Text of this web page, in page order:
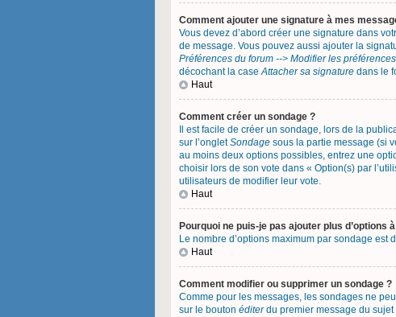
Comment ajouter une signature à mes
Vous devez d’abord créer une signature dans
de message. Vous pouvez aussi ajouter la
Préférences du forum --> Modifier les
décochant la caseAttacher sa signature dans le
Haut
Comment créer un sondage ?
Il est facile de créer un sondage, lors de la
sur l’ongletSondage sous la partie message (si
au moins deux options possibles, entrez une
choisir lors de son vote dans « Option(s) par
utilisateurs de modifier leur vote.
Haut
Pourquoi ne puis-je pas ajouter plus d’options
Le nombre d’options maximum par sondage est
Haut
Comment modifier ou supprimer un sondage ?
Comme pour les messages, les sondages ne
sur le bouton éditerdu premier message du sujet